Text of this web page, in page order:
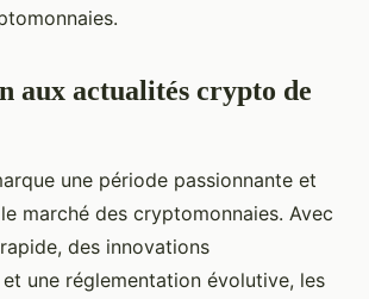
aux actualités crypto de
une période passionnante et
marché des cryptomonnaies. Avec
des innovations
une réglementation évolutive, les